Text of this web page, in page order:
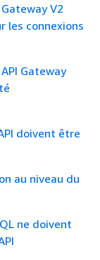
V2
les connexions
Gateway
doivent être
au niveau du
ne doivent